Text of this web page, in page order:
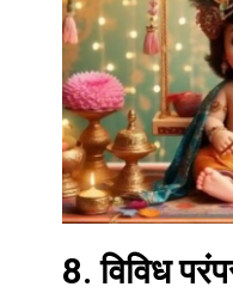
8. विविध